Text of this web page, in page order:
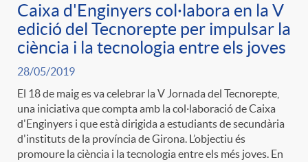
Caixa d'Enginyers col·labora en la V
edició del Tecnorepte per impulsar la
ciència i la tecnologia entre els joves
28/05/2019
El 18 de maig es va celebrar la V Jornada del Tecnorepte,
una iniciativa que compta amb la col·laboració de Caixa
d'Enginyers i que està dirigida a estudiants de secundària
d'instituts de la província de Girona. L’objectiu és
promoure la ciència i la tecnologia entre els més joves. En